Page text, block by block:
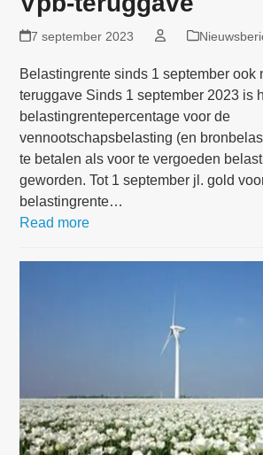
7 september 2023
Belastingrente sinds 1 september ook
teruggave Sinds 1 september 2023 is
belastingrentepercentage voor de
vennootschapsbelasting (en
te betalen als voor te vergoeden
geworden. Tot 1 september jl. gold
belastingrente…
Read more